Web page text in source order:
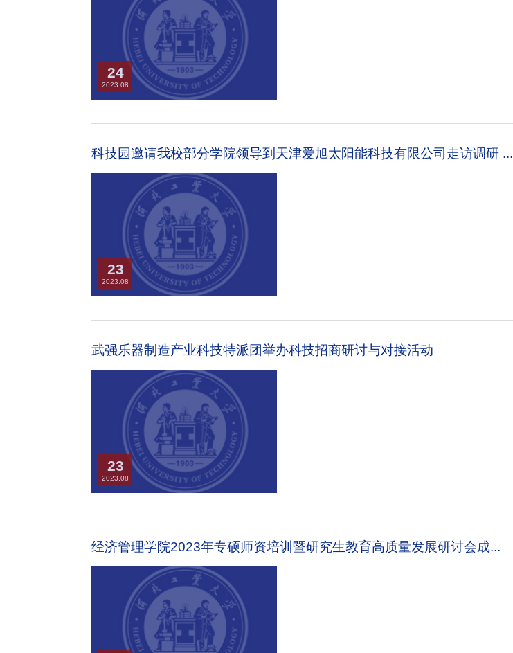
24
2023.08
科技园邀请我校部分学院领导到天津爱旭太阳能科技有限公司走访调研 ...
23
2023.08
武强乐器制造产业科技特派团举办科技招商研讨与对接活动
23
2023.08
经济管理学院2023年专硕师资培训暨研究生教育高质量发展研讨会成...